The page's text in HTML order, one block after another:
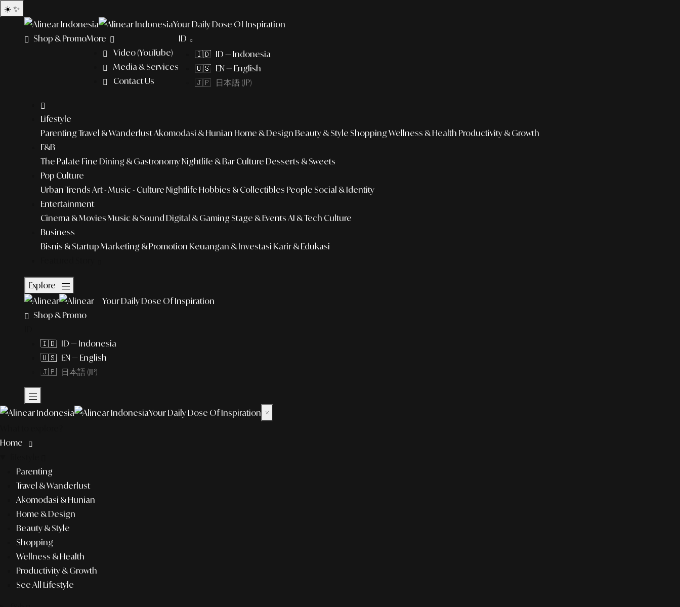
☀️ ✨
Your Daily Dose Of Inspiration
Shop & PromoMore
Video (YouTube)
Media & Services
Contact Us
ID
🇮🇩 ID — Indonesia
🇺🇸 EN — English
🇯🇵 日本語 (JP)
Lifestyle
Parenting Travel & WanderlustAkomodasi & Hunian Home & Design Beauty & Style Shopping Wellness & Health Productivity & Growth
F&B
The Palate Fine Dining & GastronomyNightlife & Bar Culture Desserts & Sweets
Pop Culture
Urban Trends Art - Music - Culture Nightlife Hobbies & Collectibles People Social & Identity
Entertainment
Cinema & Movies Music & Sound Digital & Gaming Stage & Events AI & Tech Culture
Business
Bisnis & Startup Marketing & Promotion Keuangan & Investasi Karir & Edukasi
Explore
Your Daily Dose Of Inspiration
Shop & Promo
🇮🇩 ID — Indonesia
🇺🇸 EN — English
🇯🇵 日本語 (JP)
Your Daily Dose Of Inspiration ×
Home
Parenting
Travel & Wanderlust
Akomodasi & Hunian
Home & Design
Beauty & Style
Shopping
Wellness & Health
Productivity & Growth
See All Lifestyle